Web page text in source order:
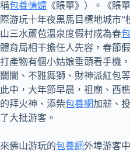
稱包養情婦 《賬單》）。《賬單
際游玩十年夜黑馬目標地城市”
山三水蘆苞溫泉度假村成為春
體育局相干擔任人先容，春節
打產物有個小姑娘垂頭看手機
闤闠、不雅舞獅、財神派紅包
此中，大年節早晨，祖廟、西
的拜火神、添柴包養網加薪、
了大批游客。
來佛山游玩的包養網外埠游客